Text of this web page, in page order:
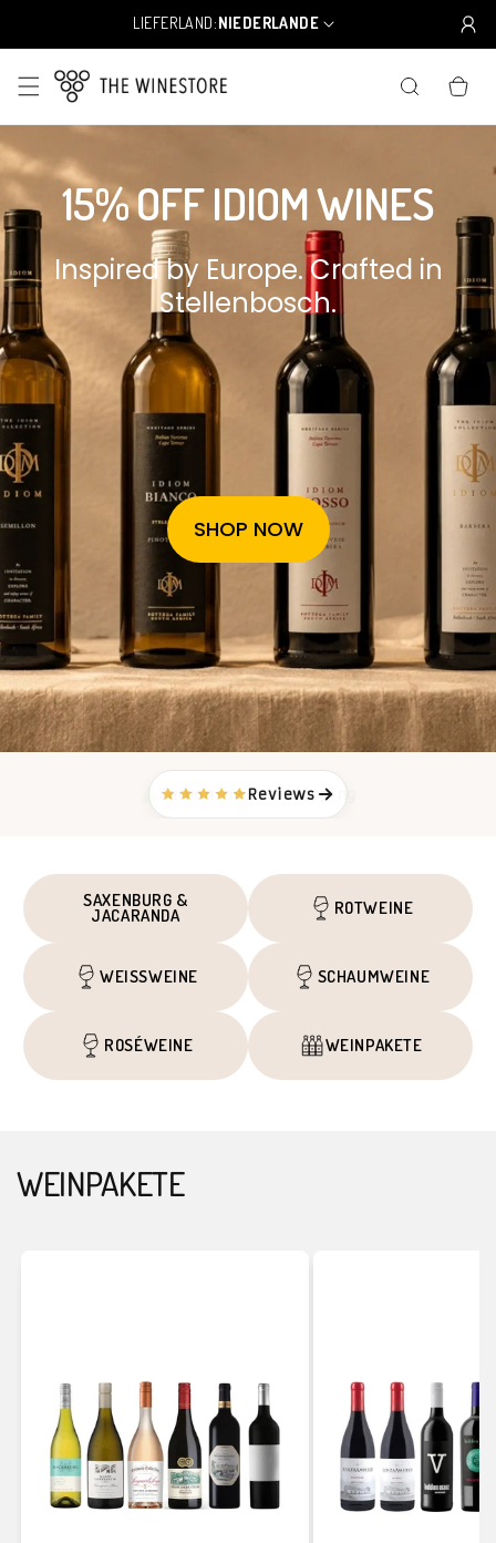
Inhalt
LIEFERLAND:
L
a
n
d
i
o
NIEDERLANDE
15% OFF IDIOM WINES
Inspired by Europe. Crafted in
Stellenbosch.
SHOP NOW
Handverlesenes Sortiment
Reviews
Carbon-neutral shipping
Handverlesenes Sortiment
Reviews
SAXENBURG &
JACARANDA ROTWEINE
WEISSWEINE SCHAUMWEINE
ROSÉWEINE WEINPAKETE
WEINPAKETE